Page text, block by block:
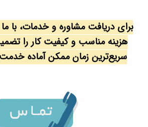
برای دریافت مشاوره و خدمات، با
هزینه مناسب و کیفیت کار را
سریع‌ترین زمان ممکن آماده